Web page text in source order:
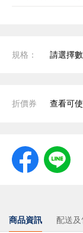
規格： 請選擇
折價券 查看可
商品資訊 配送